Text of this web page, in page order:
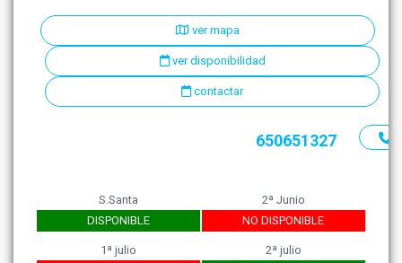
ver mapa
ver disponibilidad
contactar
650651327
S.Santa
DISPONIBLE
2ª Junio
NO DISPONIBLE
1ª julio
2ª julio